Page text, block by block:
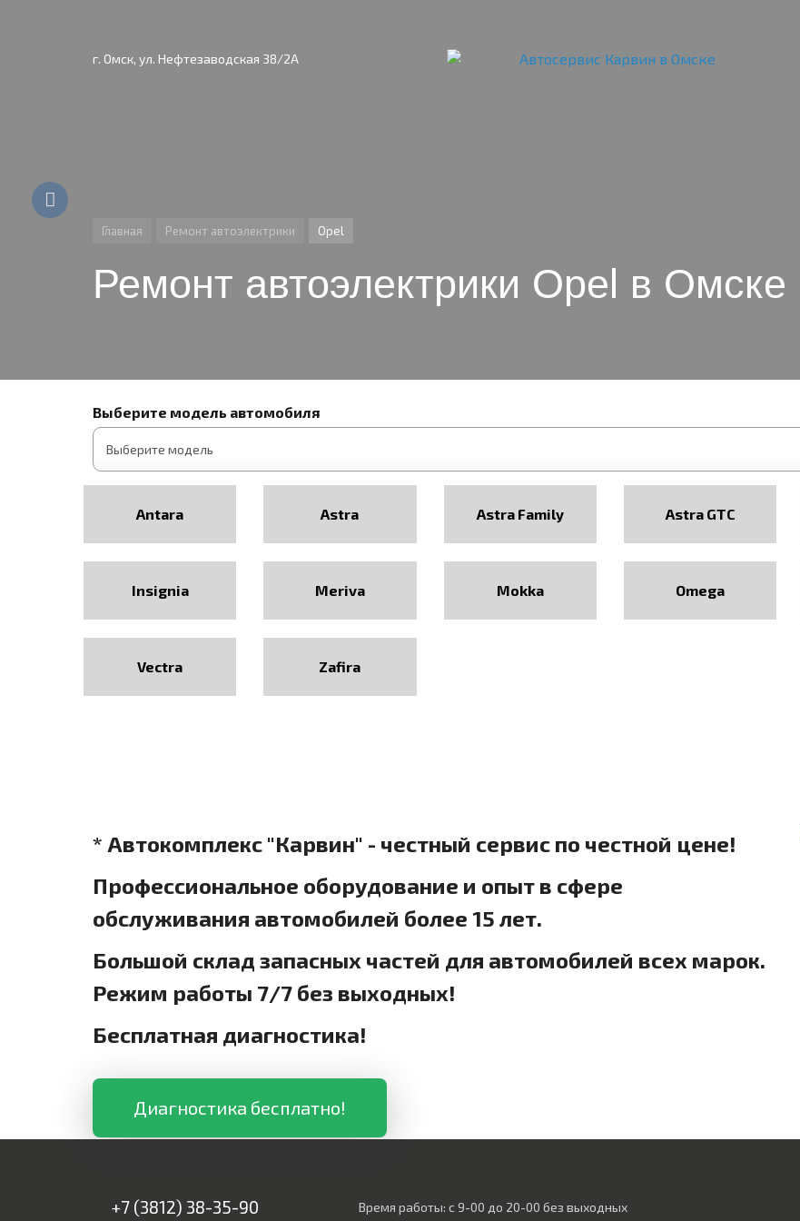
г. Омск, ул. Нефтезаводская 38/2А
Главная Ремонт автоэлектрики Opel
Ремонт автоэлектрики Opel в Омске
Выберите модель автомобиля
Antara Astra Astra Family Astra GTC
Insignia Meriva Mokka Omega
Vectra Zafira
* Автокомплекс "Карвин" - честный сервис по честной цене!
Профессиональное оборудование и опыт в сфере
обслуживания автомобилей более 15 лет.
Большой склад запасных частей для автомобилей всех марок.
Режим работы 7/7 без выходных!
Бесплатная диагностика!
Диагностика бесплатно!
+7 (3812) 38-35-90 Время работы: с 9-00 до 20-00 без выходных